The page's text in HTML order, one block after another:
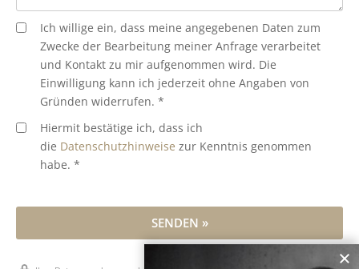
Ich willige ein, dass meine angegebenen Daten zum
Zwecke der Bearbeitung meiner Anfrage verarbeitet
und Kontakt zu mir aufgenommen wird. Die
Einwilligung kann ich jederzeit ohne Angaben von
Gründen widerrufen. *
Hiermit bestätige ich, dass ich
die Datenschutzhinweise zur Kenntnis genommen
habe. *
SENDEN »